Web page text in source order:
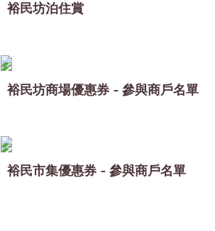
裕民坊泊住賞
裕民坊商場優惠券 - 參與商戶名單
裕民市集優惠券 - 參與商戶名單